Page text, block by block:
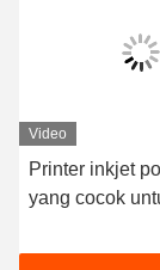
Video
Printer inkjet
yang cocok